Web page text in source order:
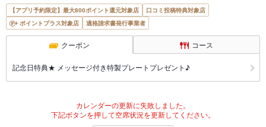
【アプリ予約限定】最大800ポイント還元対象店
口コミ投稿特典対象店
ポイントプラス対象店
適格請求書発行事業者
クーポン コース
記念日特典★ メッセージ付き特製プレートプレゼント♪
カレンダーの更新に失敗しました。
下記ボタンを押して空席状況を更新してください。